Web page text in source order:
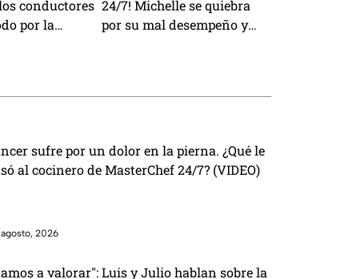
conductores
por la
24/7! Michelle se quiebra
por su mal desempeño y
sufre por un dolor en la pierna. ¿Qué le
al cocinero de MasterChef 24/7? (VIDEO)
2026
a valorar": Luis y Julio hablan sobre la